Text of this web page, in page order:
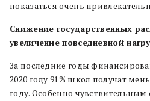
показаться очень
Снижение государственных
увеличение повседневной
За последние годы
2020 году 91% школ получат
году. Особенно